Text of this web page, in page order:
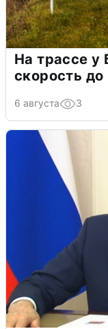
На трассе у
скорость
6 августа 3